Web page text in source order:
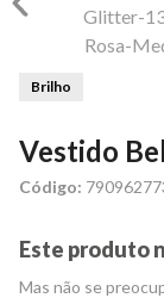
Brilho
Vestido
Código:
Este produto
Mas não se